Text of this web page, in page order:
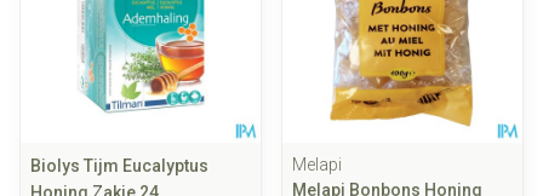
Biolys Tijm Eucalyptus
Melapi
Melapi Bonbons Honing